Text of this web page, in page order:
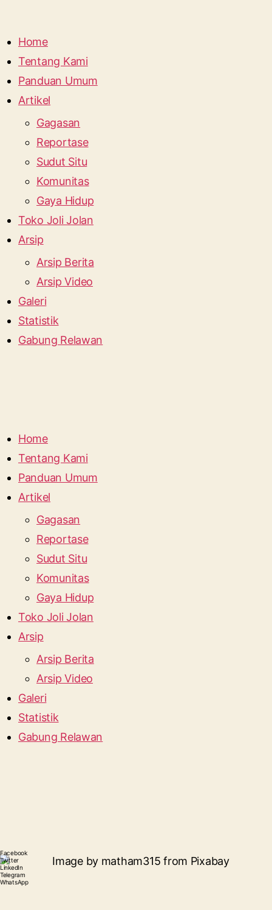
Home
Tentang Kami
Panduan Umum
Artikel
Gagasan
Reportase
Sudut Situ
Komunitas
Gaya Hidup
Toko Joli Jolan
Arsip
Arsip Berita
Arsip Video
Galeri
Statistik
Gabung Relawan
Home
Tentang Kami
Panduan Umum
Artikel
Gagasan
Reportase
Sudut Situ
Komunitas
Gaya Hidup
Toko Joli Jolan
Arsip
Arsip Berita
Arsip Video
Galeri
Statistik
Gabung Relawan
Facebook
Twitter
LinkedIn
Telegram
WhatsApp